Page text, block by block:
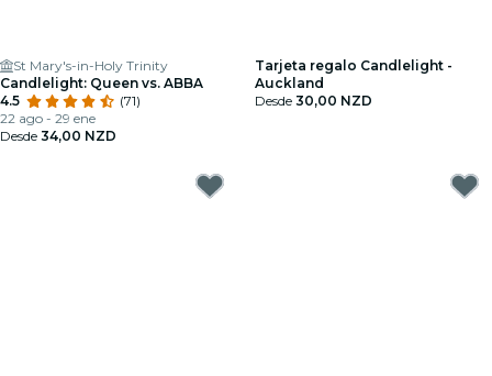
St Mary's-in-Holy Trinity
Candlelight: Queen vs. ABBA
4.5
(71)
22 ago - 29 ene
Desde 34,00 NZD
Tarjeta regalo Candlelight -
Auckland
Desde 30,00 NZD